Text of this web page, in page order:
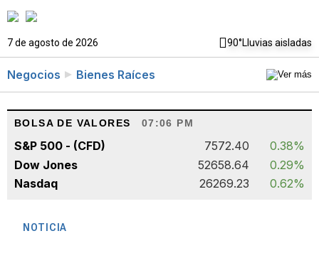
7 de agosto de 2026 90°Lluvias aisladas
Negocios Bienes Raíces
BOLSA DE VALORES 07:06 PM
S&P 500 - (CFD) 7572.40
0.38%
Dow Jones
52658.64
0.29%
Nasdaq
26269.23 0.62%
NOTICIA